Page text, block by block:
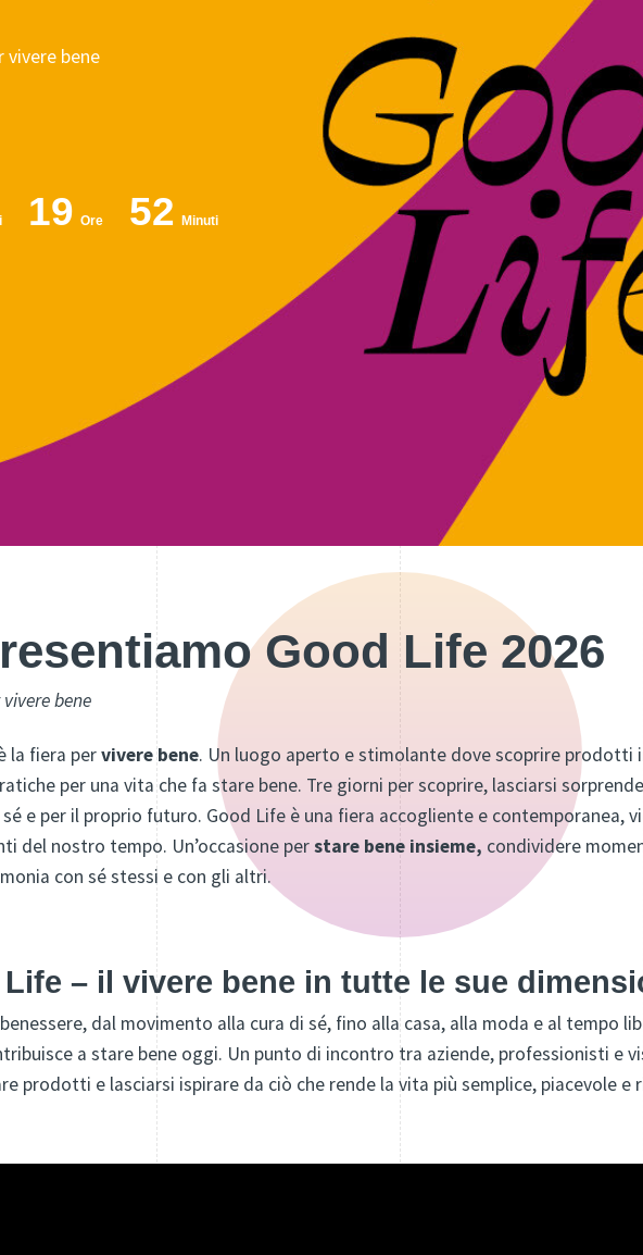
vivere bene
19 Ore 52 Minuti
Good Life 2026
bene
la fiera pervivere bene. Un luogo aperto e stimolante dove scoprire prodotti
per una vita che fa stare bene. Tre giorni per scoprire, lasciarsi
e per il proprio futuro. Good Life è una fiera accogliente e contemporanea,
del nostro tempo. Un’occasione perstare bene insieme, condividere
con sé stessi e con gli altri.
– il vivere bene in tutte le sue
dal movimento alla cura di sé, fino alla casa, alla moda e al tempo
a stare bene oggi. Un punto di incontro tra aziende, professionisti e
prodotti e lasciarsi ispirare da ciò che rende la vita più semplice, piacevole e